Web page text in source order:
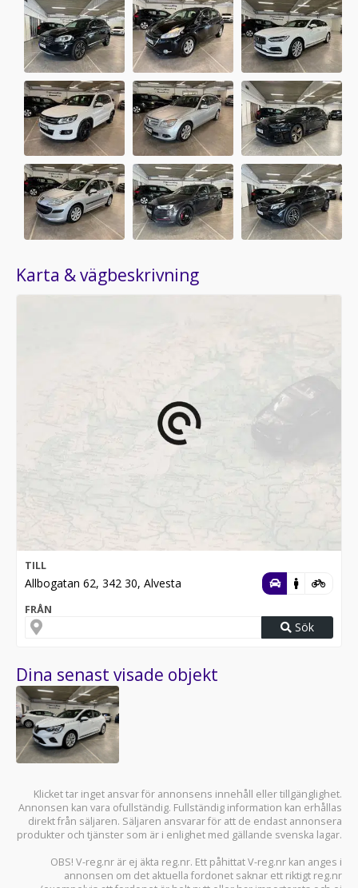
Karta & vägbeskrivning
TILL
Allbogatan 62, 342 30, Alvesta
FRÅN
Sök
Dina senast visade objekt
Klicket tar inget ansvar för annonsens innehåll eller tillgänglighet.
Annonsen kan vara ofullständig. Fullständig information kan erhållas
direkt från säljaren. Säljaren ansvarar för att de endast annonsera
produkter och tjänster som är i enlighet med gällande svenska lagar.
OBS! V-reg.nr är ej äkta reg.nr. Ett påhittat V-reg.nr kan anges i
annonsen om det aktuella fordonet saknar ett riktigt reg.nr